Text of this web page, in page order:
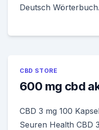
Deutsch Wörterbuch.
CBD STORE
600 mg cbd
CBD 3 mg 100
Seuren Health CBD